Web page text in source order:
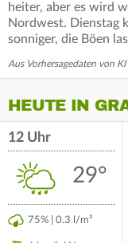
heiter, aber es wird
Nordwest. Dienstag
sonniger, die Böen
Aus Vorhersagedaten von KI
HEUTE IN
12 Uhr
29°
75% | 0.3 l/m²